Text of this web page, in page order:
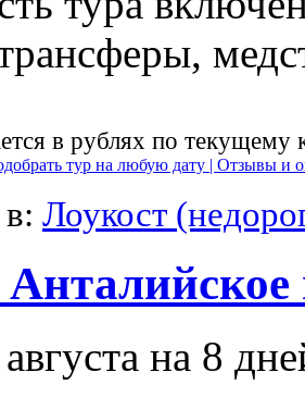
в рублях по текущему
тур на любую дату | Отзывы и
Лоукост
на 8